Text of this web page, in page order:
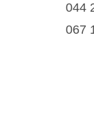
044
067